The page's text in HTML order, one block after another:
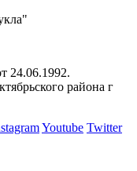
24.06.1992.
района г
Youtube Twitter